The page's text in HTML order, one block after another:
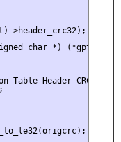
>header_crc32);
char *) (*gpt),
Table Header CRC is